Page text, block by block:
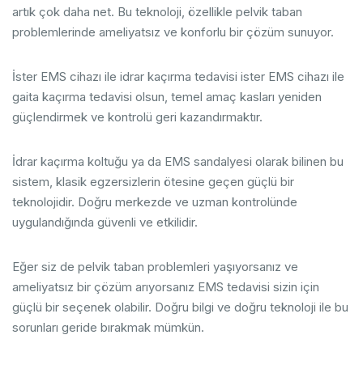
artık çok daha net. Bu teknoloji, özellikle pelvik taban
problemlerinde ameliyatsız ve konforlu bir çözüm sunuyor.
İster EMS cihazı ile idrar kaçırma tedavisi ister EMS cihazı ile
gaita kaçırma tedavisi olsun, temel amaç kasları yeniden
güçlendirmek ve kontrolü geri kazandırmaktır.
İdrar kaçırma koltuğu ya da EMS sandalyesi olarak bilinen bu
sistem, klasik egzersizlerin ötesine geçen güçlü bir
teknolojidir. Doğru merkezde ve uzman kontrolünde
uygulandığında güvenli ve etkilidir.
Eğer siz de pelvik taban problemleri yaşıyorsanız ve
ameliyatsız bir çözüm arıyorsanız EMS tedavisi sizin için
güçlü bir seçenek olabilir. Doğru bilgi ve doğru teknoloji ile bu
sorunları geride bırakmak mümkün.